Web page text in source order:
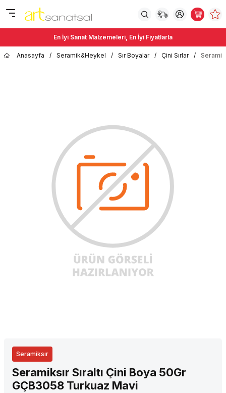
En İyi Sanat Malzemeleri, En İyi Fiyatlarla
Anasayfa / Seramik&Heykel / Sır Boyalar / Çini Sırlar /
Seramiksır
Seramiksır Sıraltı Çini Boya 50Gr
GÇB3058 Turkuaz Mavi